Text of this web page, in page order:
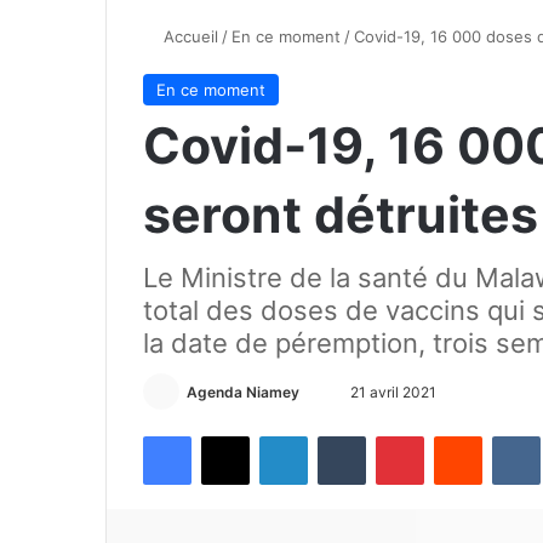
Accueil / En ce moment /Covid-19, 16 000 doses
En ce moment
Covid-19, 16
seront
Le Ministre de la santé du
total des doses de vaccins qui
la date de péremption, trois
Agenda Niamey
o
21 avril 2021